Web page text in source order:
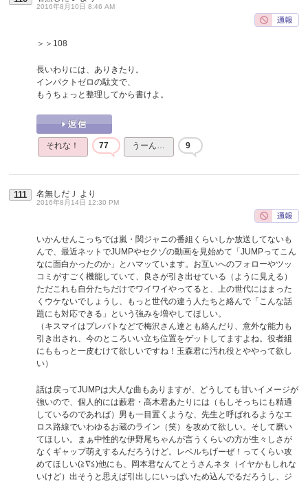
2016年8月10日 8:46 AM
＞＞108
長いわりには、ありきたり。
インパクトゼロの駄文で、
もうちょっと整理してから書けよ。
それな！ 77 うーん… 9
111 名無しだＪ より
2016年8月14日 12:30 PM
いかんせんこっちでは嵐・関ジャニの番組くらいしか放送してないも
んで、最近ネットでJUMPやセクゾの動画を見始めて「JUMPってこん
なに面白かったのか」とハマッています。お互いへのフォローやツッ
コミがすごく機能していて、良さが引き出せている（ように見える）
ただこれも自分たちだけでワイワイやってると、上の世代にはまった
くウケないでしょうし、もっと世代の違う人たちと絡んで「こんな話
題にも対応できる」という強みを増やしてほしい。
（キスマイはプレバトなどで梅沢さん達とも絡んだり、意外な能力も
引き出され、今のところいい立ち位置をゲットしてますよね。役者組
にももっと一皮むけて欲しいですね！玉森君に汚れ役とややって欲し
い）
話は戻ってJUMPは大人な曲もありますが、どうしても甘いイメージが
強いので、個人的には藪君・高木君あたりには（もしそっちにも精通
しているのであれば）男も一目置くような、先生と呼ばれるようなエ
ロス路線でいわゆるお蔵のライン（笑）を攻めて欲しい。そして磨い
てほしい。まぁ中性的な伊野尾ちゃんが言うくらいの方が生々しさが
なくギャップ萌えするんだろうけど。レベルちげーぜ！ってくらい攻
めてほしい(≧∇≦)他にも、岡本君なんてとうさんネタ（イヤかもしれな
いけど）出そうと思えば引出しにいっぱいため込んでるだろうし、ジ